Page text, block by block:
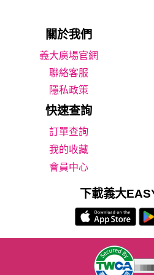
關於我們
義大廣場官網
聯絡客服
隱私政策
快速查詢
我的收藏
會員中心
下載義大